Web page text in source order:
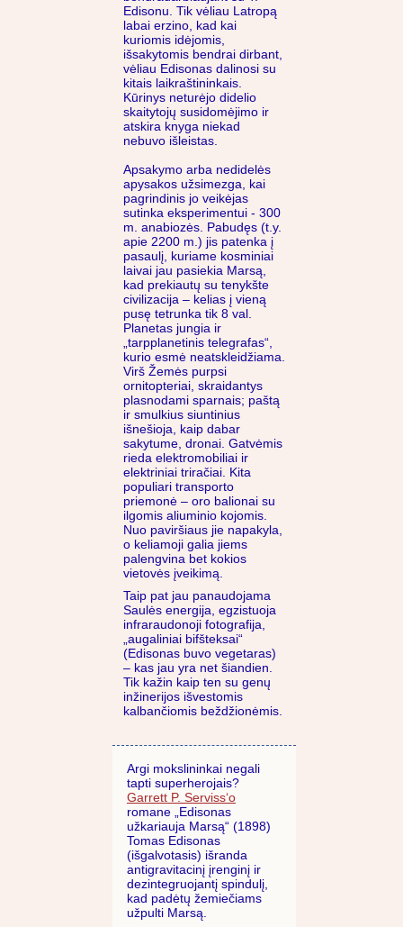
Edisonu. Tik vėliau Latropą
labai erzino, kad kai
kuriomis idėjomis,
išsakytomis bendrai dirbant,
vėliau Edisonas dalinosi su
kitais laikraštininkais.
Kūrinys neturėjo didelio
skaitytojų susidomėjimo ir
atskira knyga niekad
nebuvo išleistas.
Apsakymo arba nedidelės
apysakos užsimezga, kai
pagrindinis jo veikėjas
sutinka eksperimentui - 300
m. anabiozės. Pabudęs (t.y.
apie 2200 m.) jis patenka į
pasaulį, kuriame kosminiai
laivai jau pasiekia Marsą,
kad prekiautų su tenykšte
civilizacija – kelias į vieną
pusę tetrunka tik 8 val.
Planetas jungia ir
„tarpplanetinis telegrafas“,
kurio esmė neatskleidžiama.
Virš Žemės purpsi
ornitopteriai, skraidantys
plasnodami sparnais; paštą
ir smulkius siuntinius
išnešioja, kaip dabar
sakytume, dronai. Gatvėmis
rieda elektromobiliai ir
elektriniai triračiai. Kita
populiari transporto
priemonė – oro balionai su
ilgomis aliuminio kojomis.
Nuo paviršiaus jie napakyla,
o keliamoji galia jiems
palengvina bet kokios
vietovės įveikimą.
Taip pat jau panaudojama
Saulės energija, egzistuoja
infraraudonoji fotografija,
„augaliniai bifšteksai“
(Edisonas buvo vegetaras)
– kas jau yra net šiandien.
Tik kažin kaip ten su genų
inžinerijos išvestomis
kalbančiomis beždžionėmis.
Argi mokslininkai negali
tapti superherojais?
Garrett P. Serviss‘o
romane „Edisonas
užkariauja Marsą“ (1898)
Tomas Edisonas
(išgalvotasis) išranda
antigravitacinį įrenginį ir
dezintegruojantį spindulį,
kad padėtų žemiečiams
užpulti Marsą.